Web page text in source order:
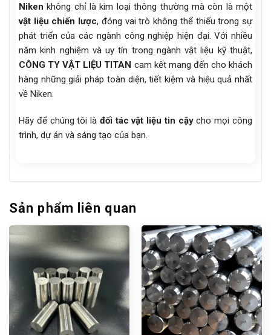
Niken không chỉ là kim loại thông thường mà còn là một
vật liệu chiến lược, đóng vai trò không thể thiếu trong sự
phát triển của các ngành công nghiệp hiện đại. Với nhiều
năm kinh nghiệm và uy tín trong ngành vật liệu kỹ thuật,
CÔNG TY VẬT LIỆU TITAN cam kết mang đến cho khách
hàng những giải pháp toàn diện, tiết kiệm và hiệu quả nhất
về Niken.
Hãy để chúng tôi là đối tác vật liệu tin cậycho mọi công
trình, dự án và sáng tạo của bạn.
Sản phẩm liên quan